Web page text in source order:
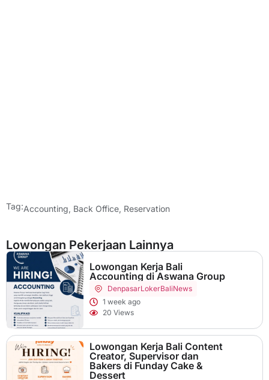
Tag:Accounting, Back Office, Reservation
Lowongan Pekerjaan Lainnya
Lowongan Kerja Bali
Accounting di Aswana Group
DenpasarLokerBaliNews
1 week ago
20 Views
Lowongan Kerja Bali Content
Creator, Supervisor dan
Bakers di Funday Cake &
Dessert